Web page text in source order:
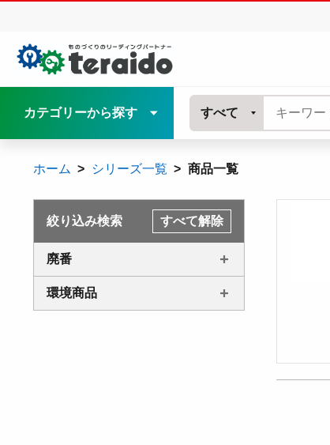
カテゴリーから探す すべて
ホーム シリーズ一覧 商品一覧
絞り込み検索 すべて解除
廃番
環境商品